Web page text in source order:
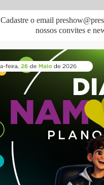
Cadastre o email
nossos convites e